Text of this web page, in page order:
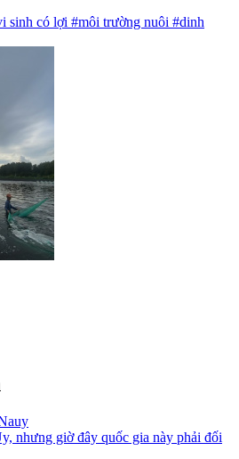
sinh có lợi #môi trường nuôi #dinh
nhưng giờ đây quốc gia này phải đối